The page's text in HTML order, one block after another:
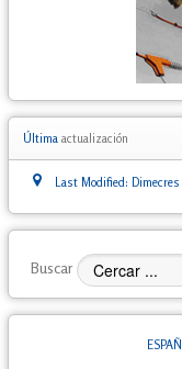
Última actualización
Last Modified: Dimecres
Buscar